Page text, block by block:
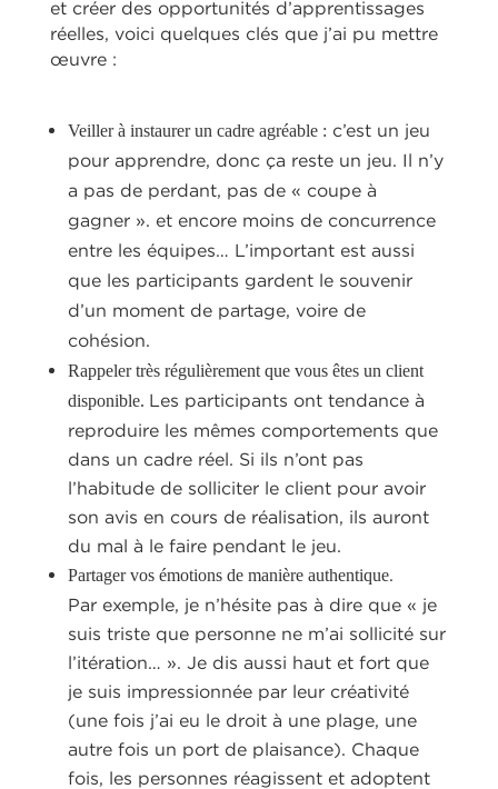
et créer des opportunités d’apprentissages
réelles, voici quelques clés que j’ai pu mettre
œuvre :
Veiller à instaurer un cadre agréable : c’est un jeu
pour apprendre, donc ça reste un jeu. Il n’y
a pas de perdant, pas de « coupe à
gagner ». et encore moins de concurrence
entre les équipes… L’important est aussi
que les participants gardent le souvenir
d’un moment de partage, voire de
cohésion.
Rappeler très régulièrement que vous êtes un client
disponible. Les participants ont tendance à
reproduire les mêmes comportements que
dans un cadre réel. Si ils n’ont pas
l’habitude de solliciter le client pour avoir
son avis en cours de réalisation, ils auront
du mal à le faire pendant le jeu.
Partager vos émotions de manière authentique.
Par exemple, je n’hésite pas à dire que « je
suis triste que personne ne m’ai sollicité sur
l’itération… ». Je dis aussi haut et fort que
je suis impressionnée par leur créativité
(une fois j’ai eu le droit à une plage, une
autre fois un port de plaisance). Chaque
fois, les personnes réagissent et adoptent